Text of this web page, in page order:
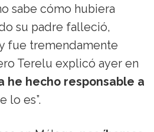
sabe cómo hubiera
su padre falleció,
y fue tremendamente
Terelu explicó ayer en
he hecho responsable a
lo es”.